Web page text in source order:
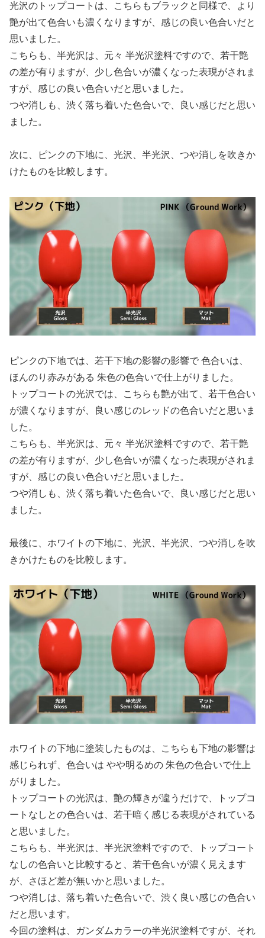
光沢のトップコートは、こちらもブラックと同様で、より
艶が出て色合いも濃くなりますが、感じの良い色合いだと
思いました。
こちらも、半光沢は、元々 半光沢塗料ですので、若干艶
の差が有りますが、少し色合いが濃くなった表現がされま
すが、感じの良い色合いだと思いました。
つや消しも、渋く落ち着いた色合いで、良い感じだと思い
ました。
次に、ピンクの下地に、光沢、半光沢、つや消しを吹きか
けたものを比較します。
ピンクの下地では、若干下地の影響の影響で 色合いは、
ほんのり赤みがある 朱色の色合いで仕上がりました。
トップコートの光沢では、こちらも艶が出て、若干色合い
が濃くなりますが、良い感じのレッドの色合いだと思いま
した。
こちらも、半光沢は、元々 半光沢塗料ですので、若干艶
の差が有りますが、少し色合いが濃くなった表現がされま
すが、感じの良い色合いだと思いました。
つや消しも、渋く落ち着いた色合いで、良い感じだと思い
ました。
最後に、ホワイトの下地に、光沢、半光沢、つや消しを吹
きかけたものを比較します。
ホワイトの下地に塗装したものは、こちらも下地の影響は
感じられず、色合いは やや明るめの 朱色の色合いで仕上
がりました。
トップコートの光沢は、艶の輝きが違うだけで、トップコ
ートなしとの色合いは、若干暗く感じる表現がされている
と思いました。
こちらも、半光沢は、半光沢塗料ですので、トップコート
なしの色合いと比較すると、若干色合いが濃く見えます
が、さほど差が無いかと思いました。
つや消しは、落ち着いた色合いで、渋く良い感じの色合い
だと思います。
今回の塗料は、ガンダムカラーの半光沢塗料ですが、それ